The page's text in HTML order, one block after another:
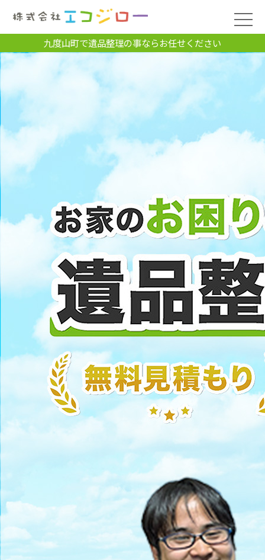
九度山町で遺品整理の事ならお任せください